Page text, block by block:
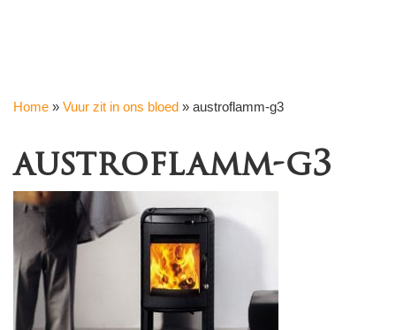
Home » Vuur zit in ons bloed » austroflamm-g3
austroflamm-g3